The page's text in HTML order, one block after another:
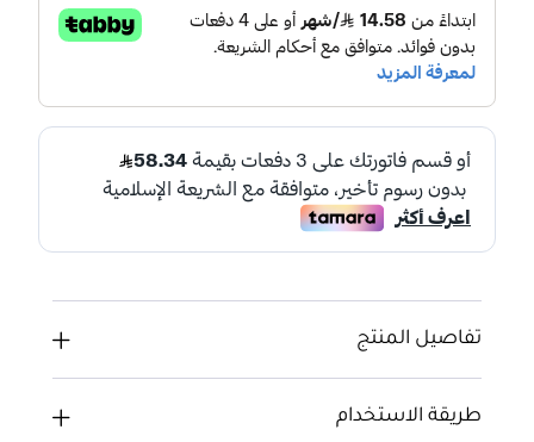
تفاصيل المنتج
طريقة الاستخدام